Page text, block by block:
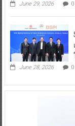
June 29, 2026 0
June 28, 2026 0